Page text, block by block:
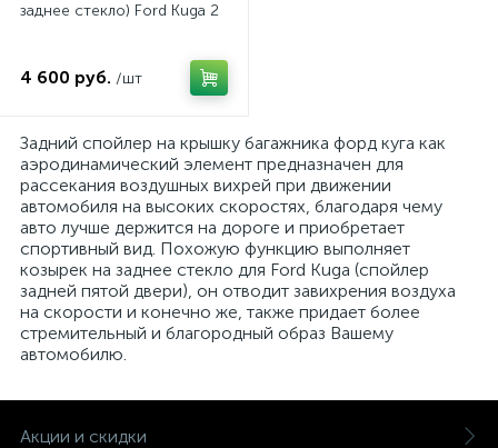
заднее стекло) Ford Kuga 2
4 600 руб. /шт
Задний спойлер на крышку багажника форд куга как
аэродинамический элемент предназначен для
рассекания воздушных вихрей при движении
автомобиля на высоких скоростях, благодаря чему
авто лучше держится на дороге и приобретает
спортивный вид. Похожую функцию выполняет
козырек на заднее стекло для Ford Kuga (спойлер
задней пятой двери), он отводит завихрения воздуха
на скорости и конечно же, также придает более
стремительный и благородный образ Вашему
автомобилю.
Акции и скидки